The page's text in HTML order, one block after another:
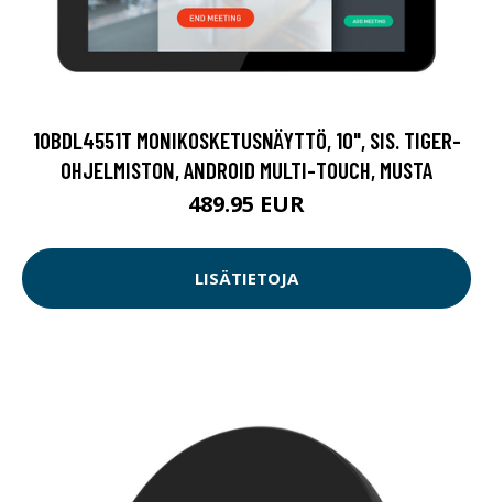
10BDL4551T MONIKOSKETUSNÄYTTÖ, 10", SIS. TIGER-
OHJELMISTON, ANDROID MULTI-TOUCH, MUSTA
489.95 EUR
LISÄTIETOJA